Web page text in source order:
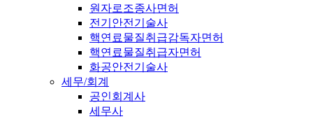
원자로조종사면허
전기안전기술사
핵연료물질취급감독자면허
핵연료물질취급자면허
화공안전기술사
세무/회계
공인회계사
세무사